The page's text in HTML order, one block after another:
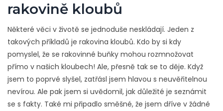
rakovině kloubů
Některé věci v životě se jednoduše neskládají. Jeden z
takových příkladů je rakovina kloubů. Kdo by si kdy
pomyslel, že se rakovinné buňky mohou rozmnožovat
přímo v našich kloubech! Ale, přesně tak se to děje. Když
jsem to poprvé slyšel, zatřásl jsem hlavou s neuvěřitelnou
nevírou. Ale pak jsem si uvědomil, jak důležité je seznámit
se s fakty. Také mi připadlo směšné, že jsem dříve v žádné